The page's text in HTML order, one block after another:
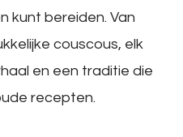
kunt bereiden. Van
couscous, elk
en een traditie die
recepten.